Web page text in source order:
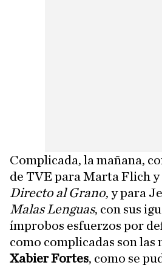
Complicada, la mañana,
de TVE para Marta Flich
Directo al Grano, y para
Malas Lenguas, con sus
ímprobos esfuerzos por
como complicadas son las
Xabier Fortes, como se